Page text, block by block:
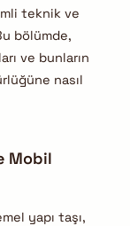
teknik ve
bölümde,
ve bunların
nasıl
Mobil
yapı taşı,